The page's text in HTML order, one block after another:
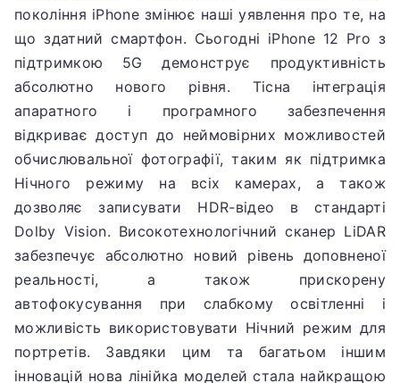
покоління iPhone змінює наші уявлення про те, на
що здатний смартфон. Сьогодні iPhone 12 Pro з
підтримкою 5G демонструє продуктивність
абсолютно нового рівня. Тісна інтеграція
апаратного і програмного забезпечення
відкриває доступ до неймовірних можливостей
обчислювальної фотографії, таким як підтримка
Нічного режиму на всіх камерах, а також
дозволяє записувати HDR-відео в стандарті
Dolby Vision. Високотехнологічний сканер LiDAR
забезпечує абсолютно новий рівень доповненої
реальності, а також прискорену
автофокусування при слабкому освітленні і
можливість використовувати Нічний режим для
портретів. Завдяки цим та багатьом іншим
інновацій нова лінійка моделей стала найкращою